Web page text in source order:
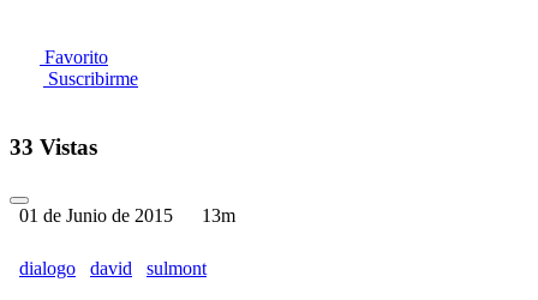
Favorito
Suscribirme
33 Vistas
01 de Junio de 2015 13m
dialogo david sulmont